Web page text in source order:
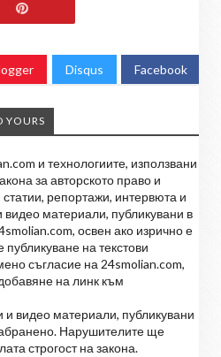
Disqus Facebook
YOURS
и технологиите, използвани
за авторското право и
репортажи, интервюта и
видео материали, публикувани в
освен ако изрично е
публикуване на текстови
съгласие на 24smolian.com,
на линк към
видео материали, публикувани
Нарушителите ще
строгост на закона.